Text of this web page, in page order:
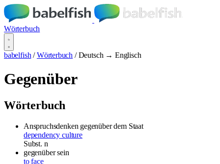
Wörterbuch
babelfish / Wörterbuch / Deutsch → Englisch
Gegenüber
Wörterbuch
Anspruchsdenken gegenüber dem Staat
dependency culture
Subst. n
gegenüber sein
to face